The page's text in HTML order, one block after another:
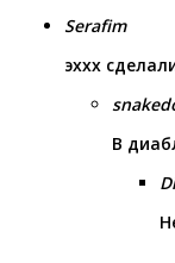
Serafim
эххх
В